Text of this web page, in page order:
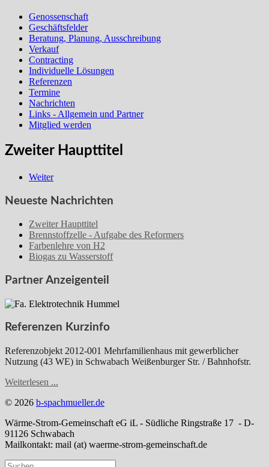
Genossenschaft
Geschäftsfelder
Beratung, Planung, Ausschreibung
Verkauf
Contracting
Individuelle Lösungen
Referenzen
Termine
Nachrichten
Links - Allgemein und Partner
Mitglied werden
Zweiter Haupttitel
Weiter
Neueste Nachrichten
Zweiter Haupttitel
Brennstoffzelle - Aufgabe des Reformers
Farbenlehre von H2
Biogas zu Wasserstoff
Partner Anzeigenteil
Referenzen Kurzinfo
Referenzobjekt 2012-001 Mehrfamilienhaus mit gewerblicher
Nutzung (43 WE) in Schwabach Weißenburger Str. / Bahnhofstr.
Weiterlesen ...
© 2026 b-spachmueller.de
Wärme-Strom-Gemeinschaft eG iL - Südliche Ringstraße 17 - D-
91126 Schwabach
Mailkontakt: mail (at) waerme-strom-gemeinschaft.de